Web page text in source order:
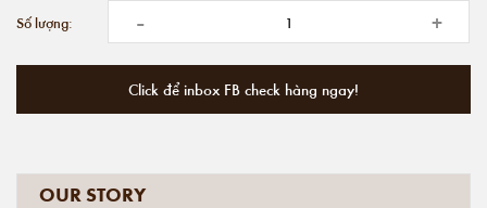
Số lượng: - +
Click để inbox FB check hàng ngay!
OUR STORY